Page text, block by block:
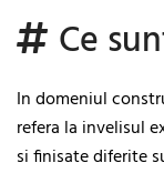
Ce
In domeniul
refera la invelisul
si finisate diferite